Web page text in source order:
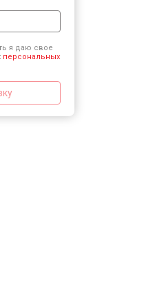
я даю свое
персональных